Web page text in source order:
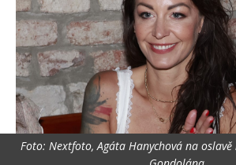
Foto: Nextfoto, Agáta Hanychová na